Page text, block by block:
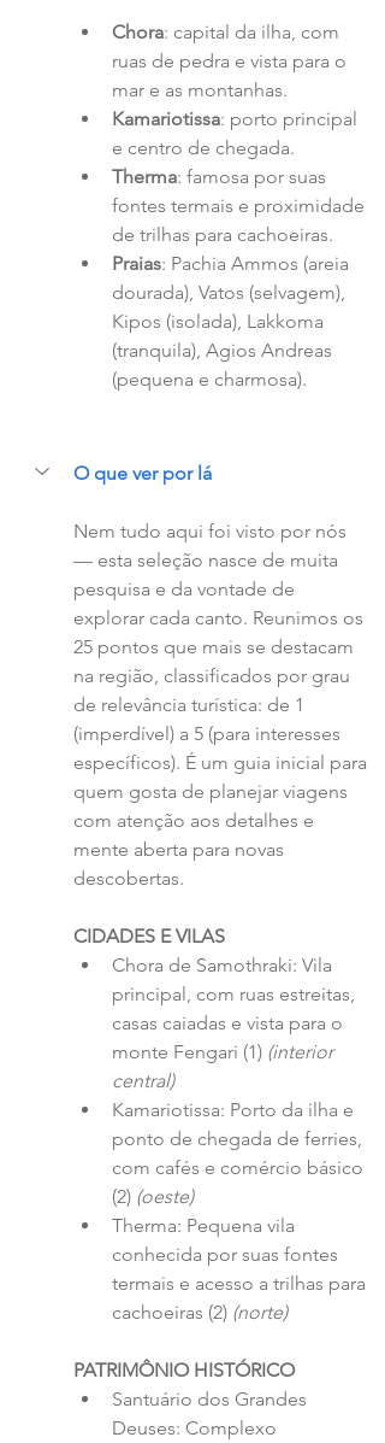
Chora: capital da ilha, com
ruas de pedra e vista para o
mar e as montanhas.
Kamariotissa: porto principal
e centro de chegada.
Therma: famosa por suas
fontes termais e proximidade
de trilhas para cachoeiras.
Praias: Pachia Ammos (areia
dourada), Vatos (selvagem),
Kipos (isolada), Lakkoma
(tranquila), Agios Andreas
(pequena e charmosa).
O que ver por lá
Nem tudo aqui foi visto por nós
— esta seleção nasce de muita
pesquisa e da vontade de
explorar cada canto. Reunimos os
25 pontos que mais se destacam
na região, classificados por grau
de relevância turística: de 1
(imperdível) a 5 (para interesses
específicos). É um guia inicial para
quem gosta de planejar viagens
com atenção aos detalhes e
mente aberta para novas
descobertas.
CIDADES E VILAS
Chora de Samothraki: Vila
principal, com ruas estreitas,
casas caiadas e vista para o
monte Fengari (1) (interior
central)
Kamariotissa: Porto da ilha e
ponto de chegada de ferries,
com cafés e comércio básico
(2) (oeste)
Therma: Pequena vila
conhecida por suas fontes
termais e acesso a trilhas para
cachoeiras (2) (norte)
PATRIMÔNIO HISTÓRICO
Santuário dos Grandes
Deuses: Complexo